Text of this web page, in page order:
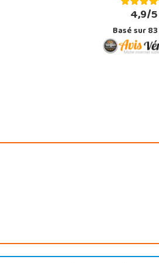
4,9/5
Basé sur83